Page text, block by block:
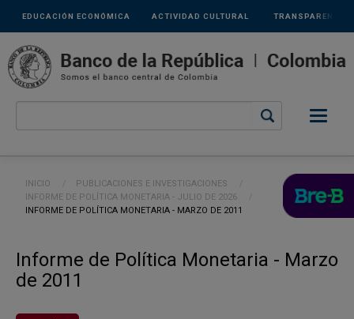
Pasar al contenido principal
Links
secundarios
ACTIVIDAD CULTURAL
EDUCACIÓN ECONÓMICA TRANSPARENCIA
Ruta de navegación
INICIO
PUBLICACIONES E INVESTIGACIONES
INFORME DE POLÍTICA MONETARIA - JULIO DE 2026
CURRENT:
INFORME DE POLÍTICA MONETARIA - MARZO DE 2011
Informe de Política Monetaria - Marzo
de 2011